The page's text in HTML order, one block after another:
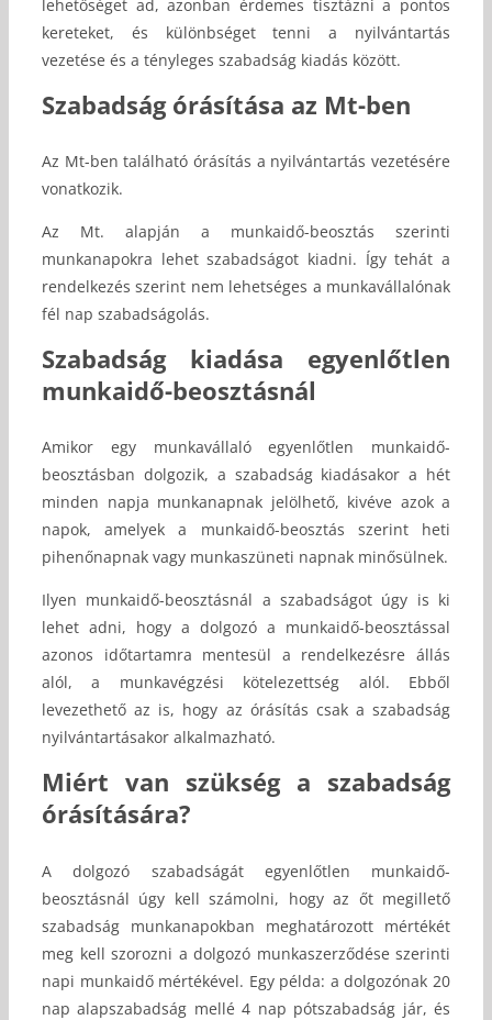
lehetőséget ad, azonban érdemes tisztázni a pontos
kereteket, és különbséget tenni a nyilvántartás
vezetése és a tényleges szabadság kiadás között.
Szabadság órásítása az Mt-ben
Az Mt-ben található órásítás a nyilvántartás vezetésére
vonatkozik.
Az Mt. alapján a munkaidő-beosztás szerinti
munkanapokra lehet szabadságot kiadni. Így tehát a
rendelkezés szerint nem lehetséges a munkavállalónak
fél nap szabadságolás.
Szabadság kiadása egyenlőtlen
munkaidő-beosztásnál
Amikor egy munkavállaló egyenlőtlen munkaidő-
beosztásban dolgozik, a szabadság kiadásakor a hét
minden napja munkanapnak jelölhető, kivéve azok a
napok, amelyek a munkaidő-beosztás szerint heti
pihenőnapnak vagy munkaszüneti napnak minősülnek.
Ilyen munkaidő-beosztásnál a szabadságot úgy is ki
lehet adni, hogy a dolgozó a munkaidő-beosztással
azonos időtartamra mentesül a rendelkezésre állás
alól, a munkavégzési kötelezettség alól. Ebből
levezethető az is, hogy az órásítás csak a szabadság
nyilvántartásakor alkalmazható.
Miért van szükség a szabadság
órásítására?
A dolgozó szabadságát egyenlőtlen munkaidő-
beosztásnál úgy kell számolni, hogy az őt megillető
szabadság munkanapokban meghatározott mértékét
meg kell szorozni a dolgozó munkaszerződése szerinti
napi munkaidő mértékével. Egy példa: a dolgozónak 20
nap alapszabadság mellé 4 nap pótszabadság jár, és